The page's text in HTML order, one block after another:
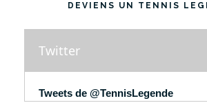
DEVIENS UN TENNIS
Twitter
Tweets de @TennisLegende